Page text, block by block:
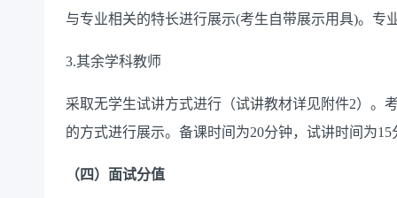
与专业相关的特长进行展示(考生自带展示用具)。专
3.其余学科教师
采取无学生试讲方式进行（试讲教材详见附件2）。
的方式进行展示。备课时间为20分钟，试讲时间为15
（四）面试分值